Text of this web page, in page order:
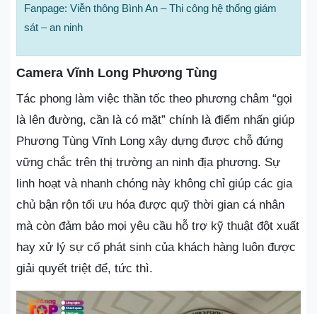
Fanpage: Viễn thông Bình An – Thi công hệ thống giám
sát – an ninh
Camera Vĩnh Long Phương Tùng
Tác phong làm việc thần tốc theo phương châm “gọi
là lên đường, cần là có mặt” chính là điểm nhấn giúp
Phương Tùng Vĩnh Long xây dựng được chỗ đứng
vững chắc trên thị trường an ninh địa phương. Sự
linh hoạt và nhanh chóng này không chỉ giúp các gia
chủ bận rộn tối ưu hóa được quỹ thời gian cá nhân
mà còn đảm bảo mọi yêu cầu hỗ trợ kỹ thuật đột xuất
hay xử lý sự cố phát sinh của khách hàng luôn được
giải quyết triệt để, tức thì.